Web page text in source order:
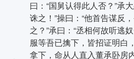
曰：“国舅认得此人否？”承
诛之！”操曰：“他首告谋反
之？”承曰：“丞相何故听逃
服等吾已擒下，皆招证明白
拿下，命从人直入董承卧房